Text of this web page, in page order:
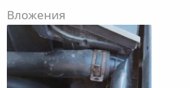
Вложения